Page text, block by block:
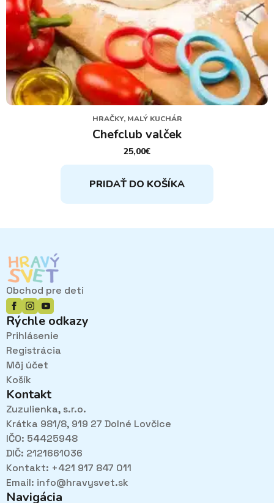
HRAČKY, MALÝ KUCHÁR
Chefclub valček
25,00€
PRIDAŤ DO KOŠÍKA
Obchod pre deti
Rýchle odkazy
Prihlásenie
Registrácia
Môj účet
Košík
Kontakt
Zuzulienka, s.r.o.
Krátka 981/8, 919 27 Dolné Lovčice
IČO: 54425948
DIČ: 2121661036
Kontakt: +421 917 847 011
Email: info@hravysvet.sk
Navigácia